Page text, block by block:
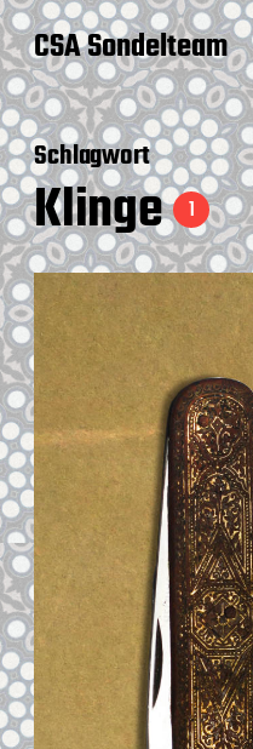
CSA Sondelteam
Schlagwort
Klinge 1